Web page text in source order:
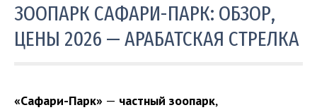
ЗООПАРК САФАРИ-ПАРК: ОБЗОР,
ЦЕНЫ 2026 — АРАБАТСКАЯ СТРЕЛКА
«Сафари-Парк» — частный зоопарк,